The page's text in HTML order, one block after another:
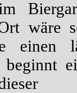
wäre
einen